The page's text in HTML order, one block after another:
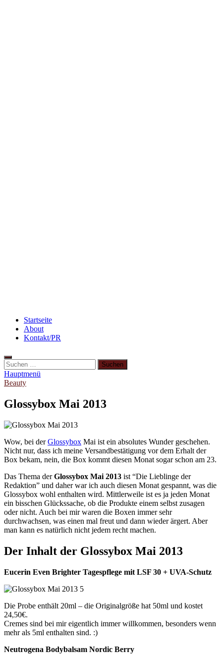
Startseite
About
Kontakt/PR
Hauptmenü
Beauty
Glossybox Mai 2013
Wow, bei derGlossybox Mai ist ein absolutes Wunder geschehen.
Nicht nur, dass ich meine Versandbestätigung vor dem Erhalt der
Box bekam, nein, die Box kommt diesen Monat sogar schon am 23.
Das Thema derGlossybox Mai 2013 ist “Die Lieblinge der
Redaktion” und daher war ich auch diesen Monat gespannt, was die
Glossybox wohl enthalten wird. Mittlerweile ist es ja jeden Monat
ein bisschen Glückssache, ob die Produkte einem selbst zusagen
oder nicht. Auch bei mir waren die Boxen immer sehr
durchwachsen, was einen mal freut und dann wieder ärgert. Aber
man kann es natürlich nicht jedem recht machen.
Der Inhalt der Glossybox Mai 2013
Eucerin Even Brighter Tagespflege mit LSF 30 + UVA-Schutz
Die Probe enthält 20ml – die Originalgröße hat 50ml und kostet
24,50€.
Cremes sind bei mir eigentlich immer willkommen, besonders wenn
mehr als 5ml enthalten sind. :)
Neutrogena Bodybalsam Nordic Berry